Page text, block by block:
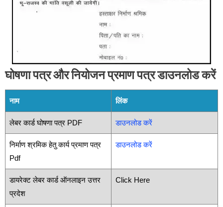
घोषणा पत्र और नियोजन प्रमाण पत्र डाउनलोड करें
नाम लिंक
लेबर कार्ड घोषणा पत्र PDF डाउनलोड करें
निर्माण श्रमिक हेतु कार्य प्रमाण पत्र
Pdf
डाउनलोड करें
डायरेक्ट लेबर कार्ड ऑनलाइन उत्तर
प्रदेश
Click Here